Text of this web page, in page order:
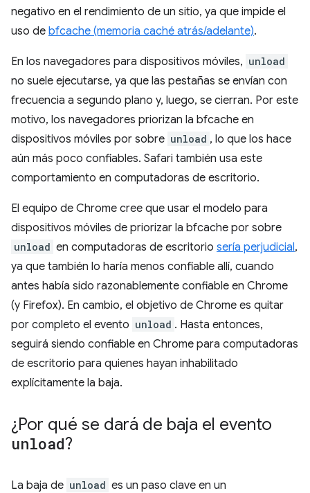
negativo en el rendimiento de un sitio, ya que impide el
uso de bfcache (memoria caché atrás/adelante).
En los navegadores para dispositivos móviles, unload
no suele ejecutarse, ya que las pestañas se envían con
frecuencia a segundo plano y, luego, se cierran. Por este
motivo, los navegadores priorizan la bfcache en
dispositivos móviles por sobre unload , lo que los hace
aún más poco confiables. Safari también usa este
comportamiento en computadoras de escritorio.
El equipo de Chrome cree que usar el modelo para
dispositivos móviles de priorizar la bfcache por sobre
unload en computadoras de escritorio sería perjudicial,
ya que también lo haría menos confiable allí, cuando
antes había sido razonablemente confiable en Chrome
(y Firefox). En cambio, el objetivo de Chrome es quitar
por completo el evento unload . Hasta entonces,
seguirá siendo confiable en Chrome para computadoras
de escritorio para quienes hayan inhabilitado
explícitamente la baja.
¿Por qué se dará de baja el evento
unload?
La baja de unload es un paso clave en un